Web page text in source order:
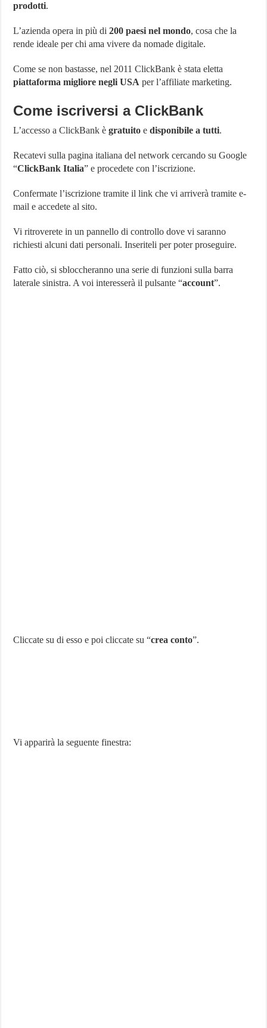
prodotti.
L’azienda opera in più di200 paesi nel mondo, cosa che la
rende ideale per chi ama vivere da nomade digitale.
Come se non bastasse, nel 2011 ClickBank è stata eletta
piattaforma migliore negli USA per l’affiliate marketing.
Come iscriversi a ClickBank
L’accesso a ClickBank ègratuito edisponibile a tutti.
Recatevi sulla pagina italiana del network cercando su Google
“ClickBank Italia” e procedete con l’iscrizione.
Confermate l’iscrizione tramite il link che vi arriverà tramite e-
mail e accedete al sito.
Vi ritroverete in un pannello di controllo dove vi saranno
richiesti alcuni dati personali. Inseriteli per poter proseguire.
Fatto ciò, si sbloccheranno una serie di funzioni sulla barra
laterale sinistra. A voi interesserà il pulsante “account”.
Cliccate su di esso e poi cliccate su “crea conto”.
Vi apparirà la seguente finestra: